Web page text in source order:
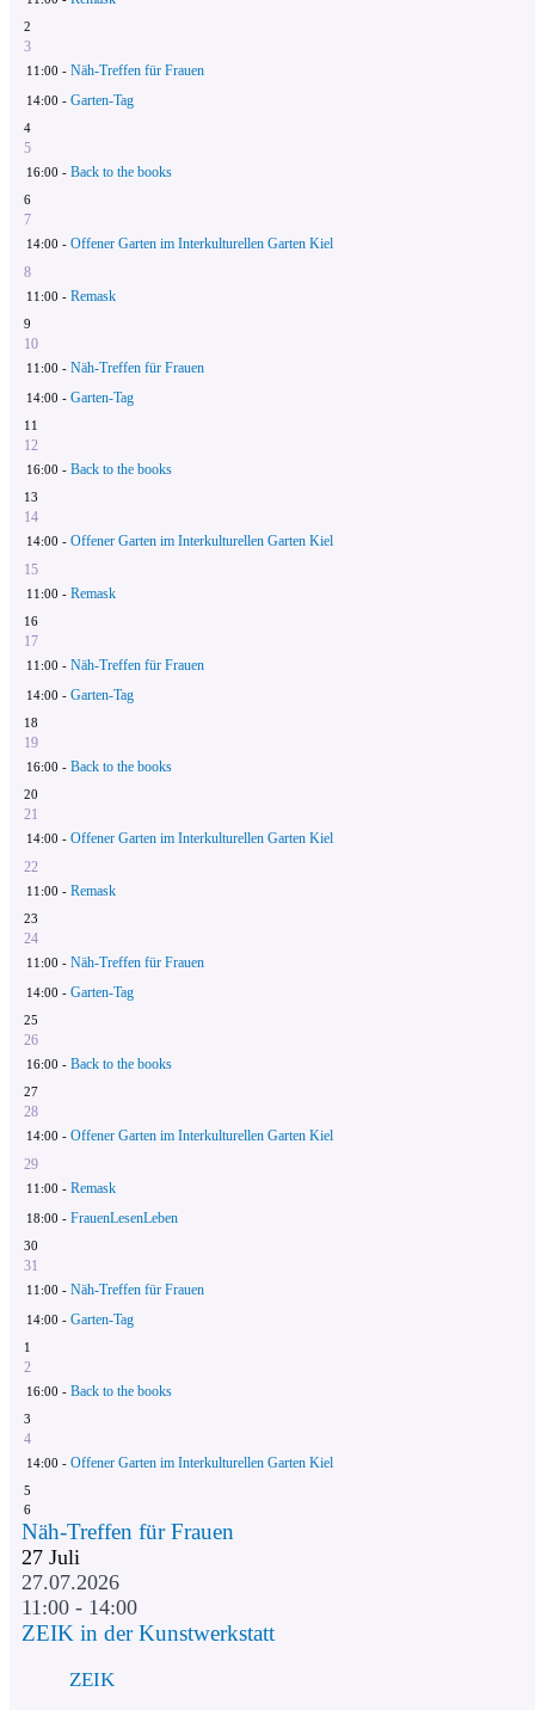
2
3
11:00 - Näh-Treffen für Frauen
14:00 - Garten-Tag
4
5
16:00 - Back to the books
6
7
14:00 - Offener Garten im Interkulturellen Garten Kiel
8
11:00 - Remask
9
10
11:00 - Näh-Treffen für Frauen
14:00 - Garten-Tag
11
12
16:00 - Back to the books
13
14
14:00 - Offener Garten im Interkulturellen Garten Kiel
15
11:00 - Remask
16
17
11:00 - Näh-Treffen für Frauen
14:00 - Garten-Tag
18
19
16:00 - Back to the books
20
21
14:00 - Offener Garten im Interkulturellen Garten Kiel
22
11:00 - Remask
23
24
11:00 - Näh-Treffen für Frauen
14:00 - Garten-Tag
25
26
16:00 - Back to the books
27
28
14:00 - Offener Garten im Interkulturellen Garten Kiel
29
11:00 - Remask
18:00 - FrauenLesenLeben
30
31
11:00 - Näh-Treffen für Frauen
14:00 - Garten-Tag
1
2
16:00 - Back to the books
3
4
14:00 - Offener Garten im Interkulturellen Garten Kiel
5
6
Näh-Treffen für Frauen
27 Juli
27.07.2026
11:00 - 14:00
ZEIK in der Kunstwerkstatt
ZEIK